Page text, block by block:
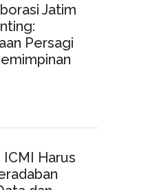
Jatim
Persagi
ICMI Harus